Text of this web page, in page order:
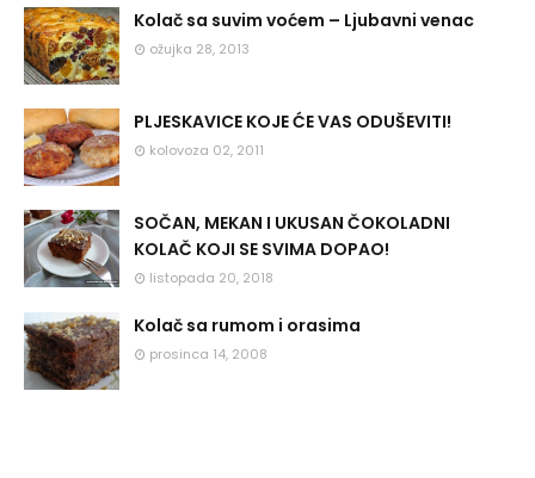
Kolač sa suvim voćem – Ljubavni venac
ožujka 28, 2013
PLJESKAVICE KOJE ĆE VAS ODUŠEVITI!
kolovoza 02, 2011
SOČAN, MEKAN I UKUSAN ČOKOLADNI
KOLAČ KOJI SE SVIMA DOPAO!
listopada 20, 2018
Kolač sa rumom i orasima
prosinca 14, 2008